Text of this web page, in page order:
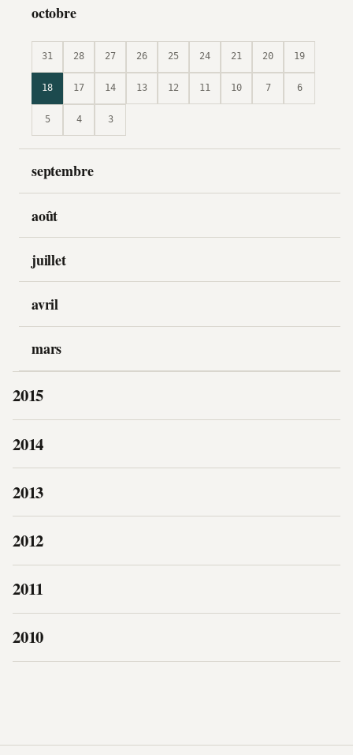
octobre
31 28 27 26 25 24 21 20 19
18 17 14 13 12 11 10 7 6
5 4 3
septembre
août
juillet
avril
mars
2015
2014
2013
2012
2011
2010